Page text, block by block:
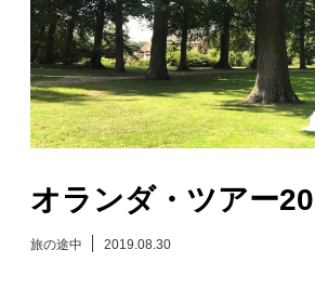
作品
オンライン・ショップ
ギャラリー
日々のレポート
オランダ・ツアー
旅の途中 2019.08.30